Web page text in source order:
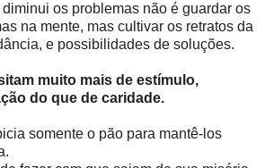
os problemas não é guardar os
na mente, mas cultivar os retratos da
e possibilidades de soluções.
muito mais de estímulo,
do que de caridade.
somente o pão para mantê-los